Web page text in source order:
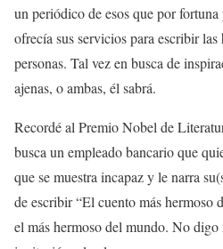
un periódico de esos que por
ofrecía sus servicios para escribir
personas. Tal vez en busca de
ajenas, o ambas, él sabrá.
Recordé al Premio Nobel de
busca un empleado bancario que
que se muestra incapaz y le narra
de escribir “El cuento más hermoso
el más hermoso del mundo. No digo